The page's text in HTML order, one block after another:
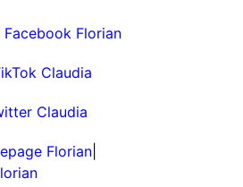
Facebook Florian
Claudia
Claudia
Florian